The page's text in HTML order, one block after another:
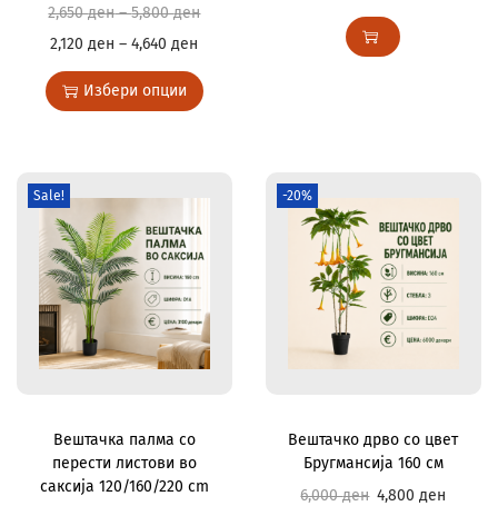
2,650ден–5,800ден
2,120ден –4,640ден
Избери опции
Sale!
Вештачка палма со
перести листови во
саксија 120/160/220 cm
-20%
Вештачко дрво со цвет
Бругмансија 160 см
6,000ден 4,800ден